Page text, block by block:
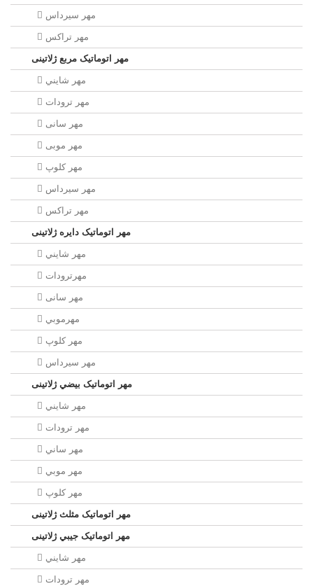
مهر سيرداس
مهر تراکس
مهر اتوماتیک مربع ژلاتینی
مهر شايني
مهر ترودات
مهر سانی
مهر موبی
مهر كلوپ
مهر سيرداس
مهر تراکس
مهر اتوماتیک دايره ژلاتینی
مهر شايني
مهرترودات
مهر سانی
مهرموبي
مهر كلوپ
مهر سيرداس
مهر اتوماتیک بيضي ژلاتینی
مهر شايني
مهر ترودات
مهر ساني
مهر موبي
مهر كلوپ
مهر اتوماتیک مثلث ژلاتینی
مهر اتوماتیک جيبي ژلاتینی
مهر شايني
مهر ترودات